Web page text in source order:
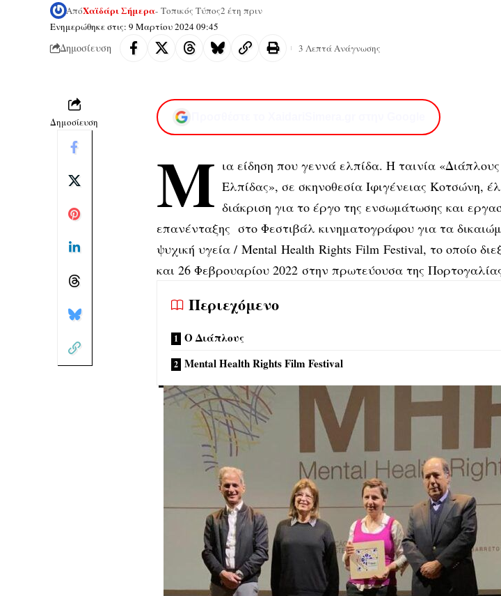
Ενημερώθηκε στις: 9 Μαρτίου 2024 09:45
ΑπόΧαϊδάρι Σήμερα- Τοπικός Τύπος2 έτη πριν
Δημοσίευση 3 Λεπτά Ανάγνωσης
Δημοσίευση
Μ ια είδηση που γεννά ελπίδα. Η ταινία «Διάπλους
Ελπίδας», σε σκηνοθεσία Ιφιγένειας Κοτσώνη,
διάκριση για το έργο της ενσωμάτωσης και
επανένταξης στο Φεστιβάλ κινηματογράφου για τα
ψυχική υγεία / Mental Health Rights Film Festival, το οποίο
και 26 Φεβρουαρίου 2022 στην πρωτεύουσα της
Περιεχόμενο
Ο Διάπλους
Mental Health Rights Film Festival